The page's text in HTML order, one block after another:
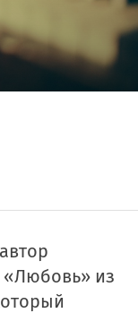
«Любовь» из